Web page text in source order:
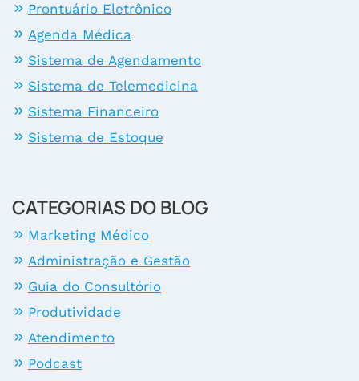
Prontuário Eletrônico
Agenda Médica
Sistema de Agendamento
Sistema de Telemedicina
Sistema Financeiro
Sistema de Estoque
CATEGORIAS DO BLOG
Marketing Médico
Administração e Gestão
Guia do Consultório
Produtividade
Atendimento
Podcast